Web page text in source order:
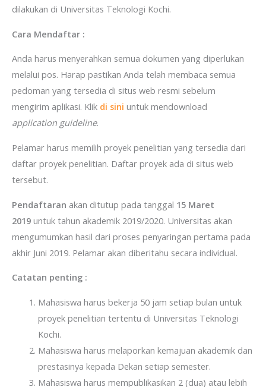
dilakukan di Universitas Teknologi Kochi.
Cara Mendaftar :
Anda harus menyerahkan semua dokumen yang diperlukan
melalui pos. Harap pastikan Anda telah membaca semua
pedoman yang tersedia di situs web resmi sebelum
mengirim aplikasi. Klik di sini untuk mendownload
application guideline.
Pelamar harus memilih proyek penelitian yang tersedia dari
daftar proyek penelitian. Daftar proyek ada di situs web
tersebut.
Pendaftaran akan ditutup pada tanggal 15 Maret
2019 untuk tahun akademik 2019/2020. Universitas akan
mengumumkan hasil dari proses penyaringan pertama pada
akhir Juni 2019. Pelamar akan diberitahu secara individual.
Catatan penting :
Mahasiswa harus bekerja 50 jam setiap bulan untuk
proyek penelitian tertentu di Universitas Teknologi
Kochi.
Mahasiswa harus melaporkan kemajuan akademik dan
prestasinya kepada Dekan setiap semester.
Mahasiswa harus mempublikasikan 2 (dua) atau lebih